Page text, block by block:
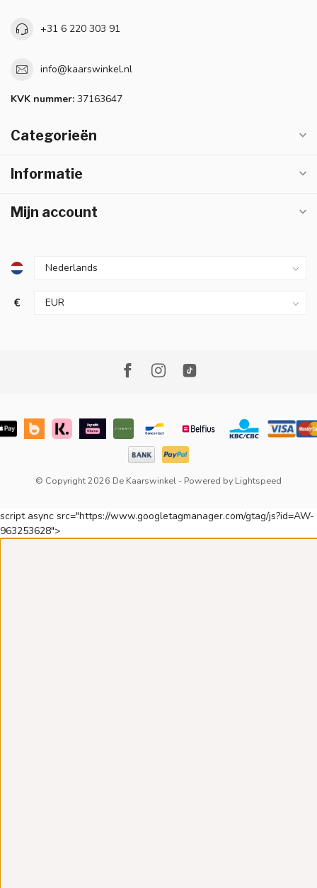
+31 6 220 303 91
info@kaarswinkel.nl
KVK nummer: 37163647
Categorieën
Informatie
Mijn account
€
© Copyright 2026 De Kaarswinkel - Powered by Lightspeed
script async src="https://www.googletagmanager.com/gtag/js?id=AW-
963253628">